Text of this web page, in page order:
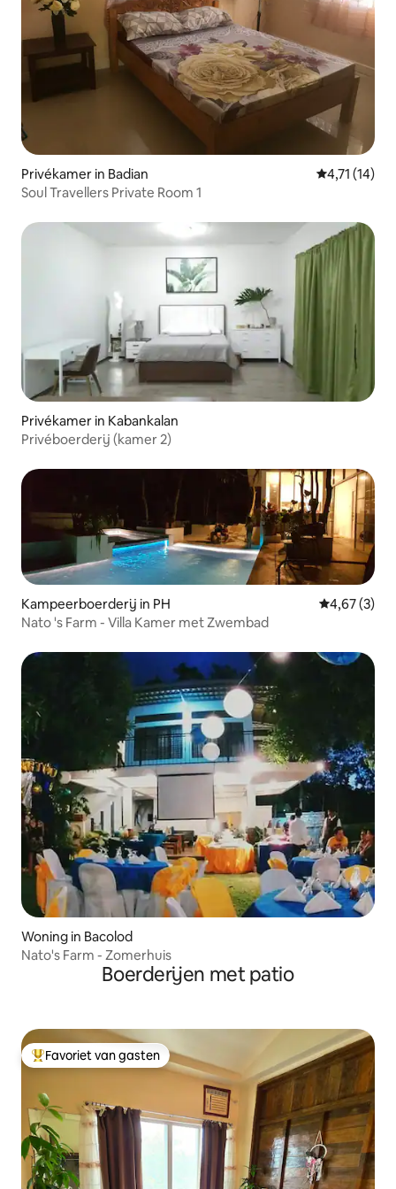
Privékamer in Badian Gemiddelde
4,71 (14)
Soul Travellers Private Room 1
Privékamer in Kabankalan
Privéboerderij (kamer 2)
Kampeerboerderij in PH
4,67 (3)
Nato 's Farm - Villa Kamer met Zwembad
Woning in Bacolod
Nato's Farm - Zomerhuis
Boerderijen met patio
Topfavoriet van gasten
Favoriet van gasten